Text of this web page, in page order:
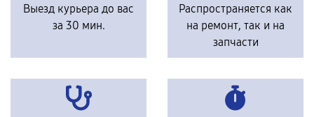
Выезд курьера до вас
за 30 мин.
Распространяется как
на ремонт, так и на
запчасти